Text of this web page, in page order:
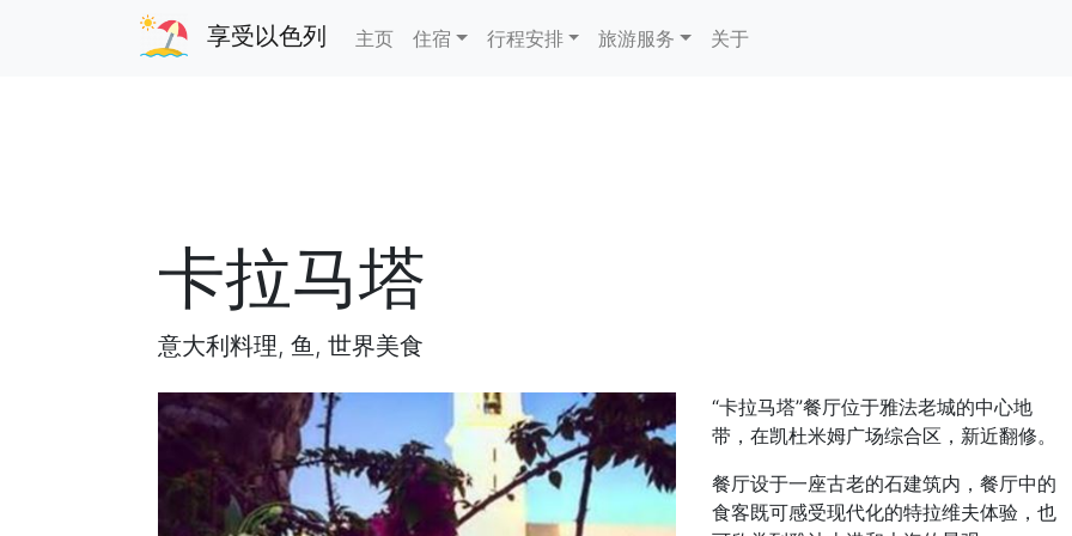
享受以色列 主页 住宿 行程安排 旅游服务 关于
卡拉马塔
意大利料理, 鱼, 世界美食
“卡拉马塔”餐厅位于雅法老城的中心地
带，在凯杜米姆广场综合区，新近翻修。
餐厅设于一座古老的石建筑内，餐厅中的
食客既可感受现代化的特拉维夫体验，也